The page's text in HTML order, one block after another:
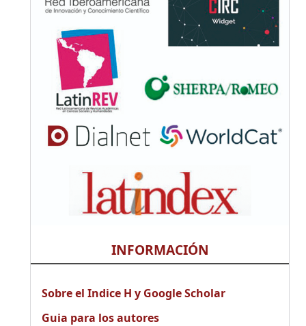
INFORMACIÓN
Sobre el Indice H y Google Scholar
Guia para los autores